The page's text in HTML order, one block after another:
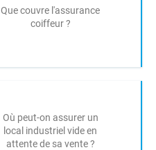
Que couvre l'assurance
coiffeur ?
Où peut-on assurer un
local industriel vide en
attente de sa vente ?